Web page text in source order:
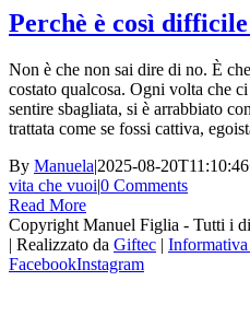
Perchè è così
Non è che non sai dire di no. È
costato qualcosa. Ogni volta che
sentire sbagliata, si è arrabbiato
trattata come se fossi cattiva,
By Manuela|2025-08-
vita che vuoi|0 Comments
Read More
Copyright Manuel Figlia - Tutti i
| Realizzato da Giftec |
FacebookInstagram